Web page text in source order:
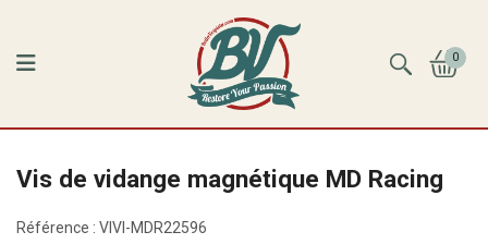
0
Vis de vidange magnétique MD Racing
Référence : VIVI-MDR22596